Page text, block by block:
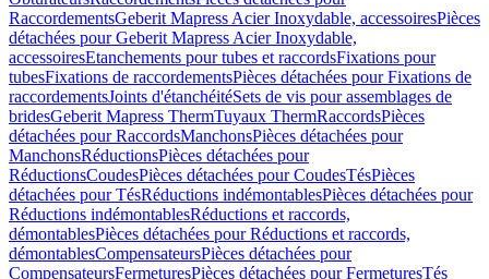
RaccordementsGeberit Mapress Acier Inoxydable, accessoiresPièces
détachées pour Geberit Mapress Acier Inoxydable,
accessoiresEtanchements pour tubes et raccordsFixations pour
tubesFixations de raccordementsPièces détachées pour Fixations de
raccordementsJoints d'étanchéitéSets de vis pour assemblages de
bridesGeberit Mapress ThermTuyaux ThermRaccordsPièces
détachées pour RaccordsManchonsPièces détachées pour
ManchonsRéductionsPièces détachées pour
RéductionsCoudesPièces détachées pour CoudesTésPièces
détachées pour TésRéductions indémontablesPièces détachées pour
Réductions indémontablesRéductions et raccords,
démontablesPièces détachées pour Réductions et raccords,
démontablesCompensateursPièces détachées pour
CompensateursFermeturesPièces détachées pour FermeturesTés